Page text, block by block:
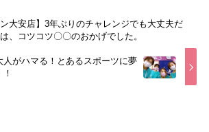
ン大安店】3年ぶりのチャレンジでも大丈夫だ
、コツコツ〇〇のおかげでした。
人がハマる！とあるスポーツに夢